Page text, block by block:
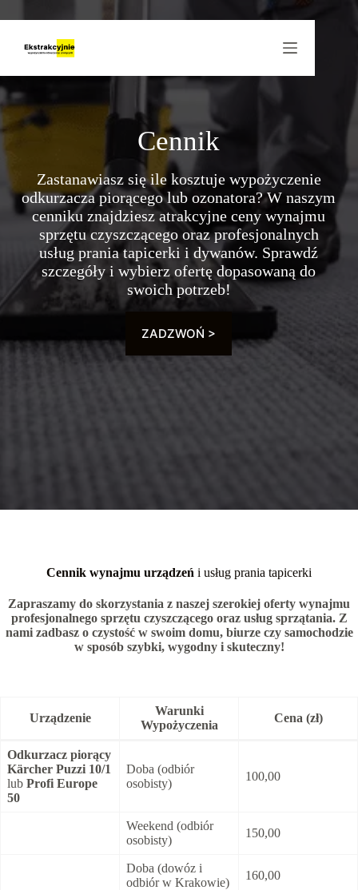
do
Cennik
Zastanawiasz się ile kosztuje wypożyczenie
odkurzacza piorącego lub ozonatora? W naszym
cenniku znajdziesz atrakcyjne ceny wynajmu
sprzętu czyszczącego oraz profesjonalnych
usług prania tapicerki i dywanów. Sprawdź
szczegóły i wybierz ofertę dopasowaną do
swoich potrzeb!
ZADZWOŃ >
Cennik wynajmu urządzeń i usług prania tapicerki
Zapraszamy do skorzystania z naszej szerokiej oferty wynajmu
profesjonalnego sprzętu czyszczącego oraz usług sprzątania. Z
nami zadbasz o czystość w swoim domu, biurze czy samochodzie
w sposób szybki, wygodny i skuteczny!
Urządzenie
Warunki
Wypożyczenia
Cena (zł)
Odkurzacz piorący
Kärcher Puzzi 10/1
lub Profi Europe
50
Doba (odbiór
osobisty)
100,00
Weekend (odbiór
osobisty)
150,00
Doba (dowóz i
odbiór w Krakowie)
160,00